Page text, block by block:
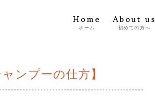
Home
ホーム
About us
初めての方へ
ンプーの仕方】